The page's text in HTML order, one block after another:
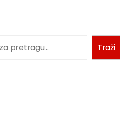
Traži